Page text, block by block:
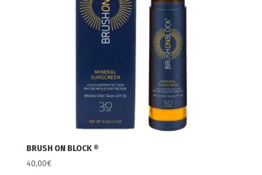
BRUSH ON BLOCK ®
40,00€